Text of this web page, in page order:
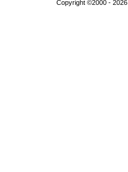
Copyright ©2000 -